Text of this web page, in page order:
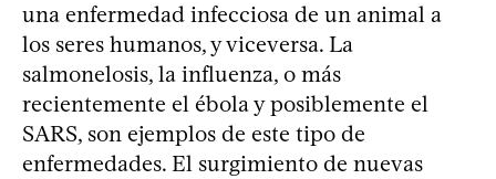
una enfermedad infecciosa de un animal a
los seres humanos, y viceversa. La
salmonelosis, la influenza, o más
recientemente el ébola y posiblemente el
SARS, son ejemplos de este tipo de
enfermedades. El surgimiento de nuevas